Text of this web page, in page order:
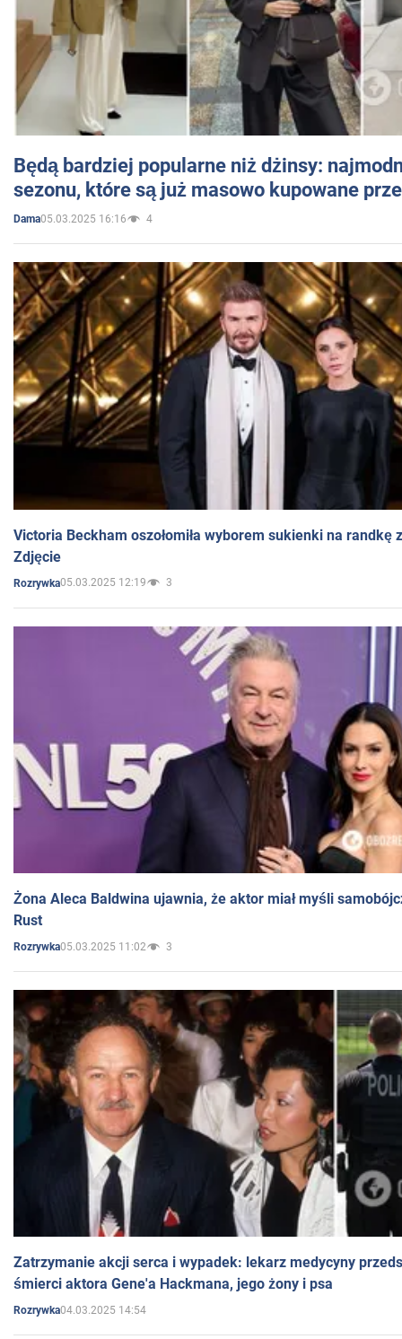
Będą bardziej popularne niż dżinsy:
sezonu, które są już masowo kupowane
Dama05.03.2025 16:16 4
Victoria Beckham oszołomiła wyborem sukienki na randkę
Zdjęcie
Rozrywka05.03.2025 12:19 3
Żona Aleca Baldwina ujawnia, że aktor miał myśli
Rust
Rozrywka05.03.2025 11:02 3
Zatrzymanie akcji serca i wypadek: lekarz medycyny
śmierci aktora Gene'a Hackmana, jego żony i psa
Rozrywka04.03.2025 14:54